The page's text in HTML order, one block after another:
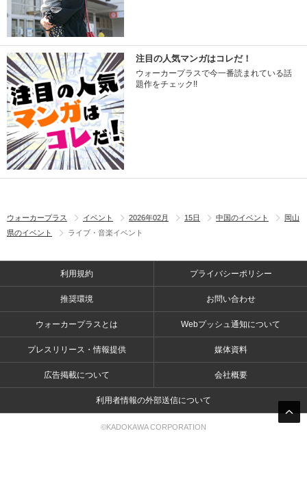
注目の人気マンガはコレだ！
ウォーカープラスで今一番読まれている話
題作をチェック!!
ウォーカープラス イベント 2026年02月 15日 中国のイベント
岡山
県のイベント
ライブ・音楽イベント
利用規約 プライバシーポリシー
推奨環境 お問い合わせ
ウォーカープラスとは Webプッシュ通知について
プレスリリース・情報提供 媒体資料
広告掲載について 会社概要
利用者情報の外部送信について
©KADOKAWA CORPORATION